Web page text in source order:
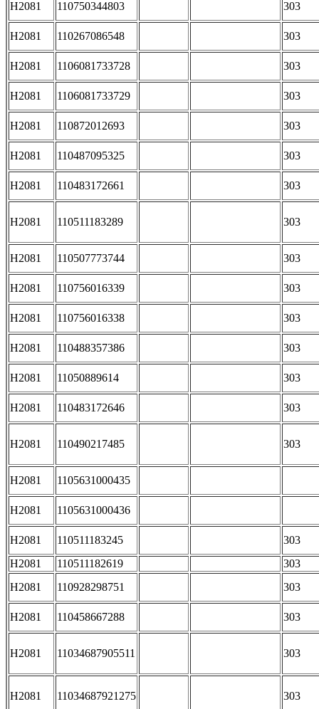
H2081 110750344803 303
H2081 110267086548 303
H2081 1106081733728 303
H2081 1106081733729 303
H2081 110872012693 303
H2081 110487095325 303
H2081 110483172661 303
H2081 110511183289 303
H2081 110507773744 303
H2081 110756016339 303
H2081 110756016338 303
H2081 110488357386 303
H2081 11050889614 303
H2081 110483172646 303
H2081 110490217485 303
H2081 1105631000435
H2081 1105631000436
H2081 110511183245
303
H2081
110511182619
303
H2081
110928298751 303
H2081 110458667288 303
H2081 11034687905511 303
H2081 11034687921275 303